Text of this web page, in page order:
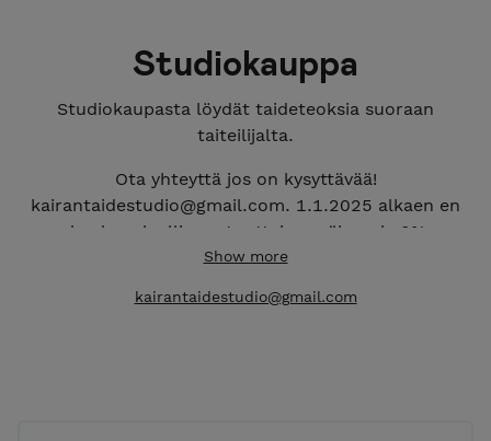
Studiokauppa
Studiokaupasta löydät taideteoksia suoraan
taiteilijalta.
Ota yhteyttä jos on kysyttävää!
kairantaidestudio@gmail.com. 1.1.2025 alkaen en
ole alv-velvollinen, tuotteissa näkyy alv 0%.
Y2848471-3
Show more
kairantaidestudio@gmail.com